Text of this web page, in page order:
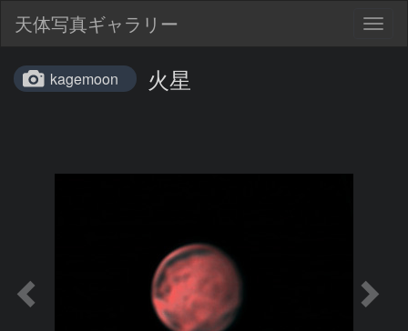
天体写真ギャラリー
kagemoon 火星